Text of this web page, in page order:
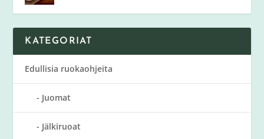
KATEGORIAT
Edullisia ruokaohjeita
Juomat
Jälkiruoat